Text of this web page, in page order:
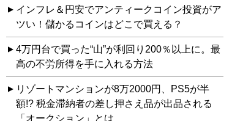
インフレ＆円安でアンティークコイン投資がア
ツい！儲かるコインはどこで買える？
4万円台で買った“山”が利回り200％以上に。最
高の不労所得を手に入れる方法
リゾートマンションが8万2000円、PS5が半
額!? 税金滞納者の差し押さえ品が出品される
「オークション」とは